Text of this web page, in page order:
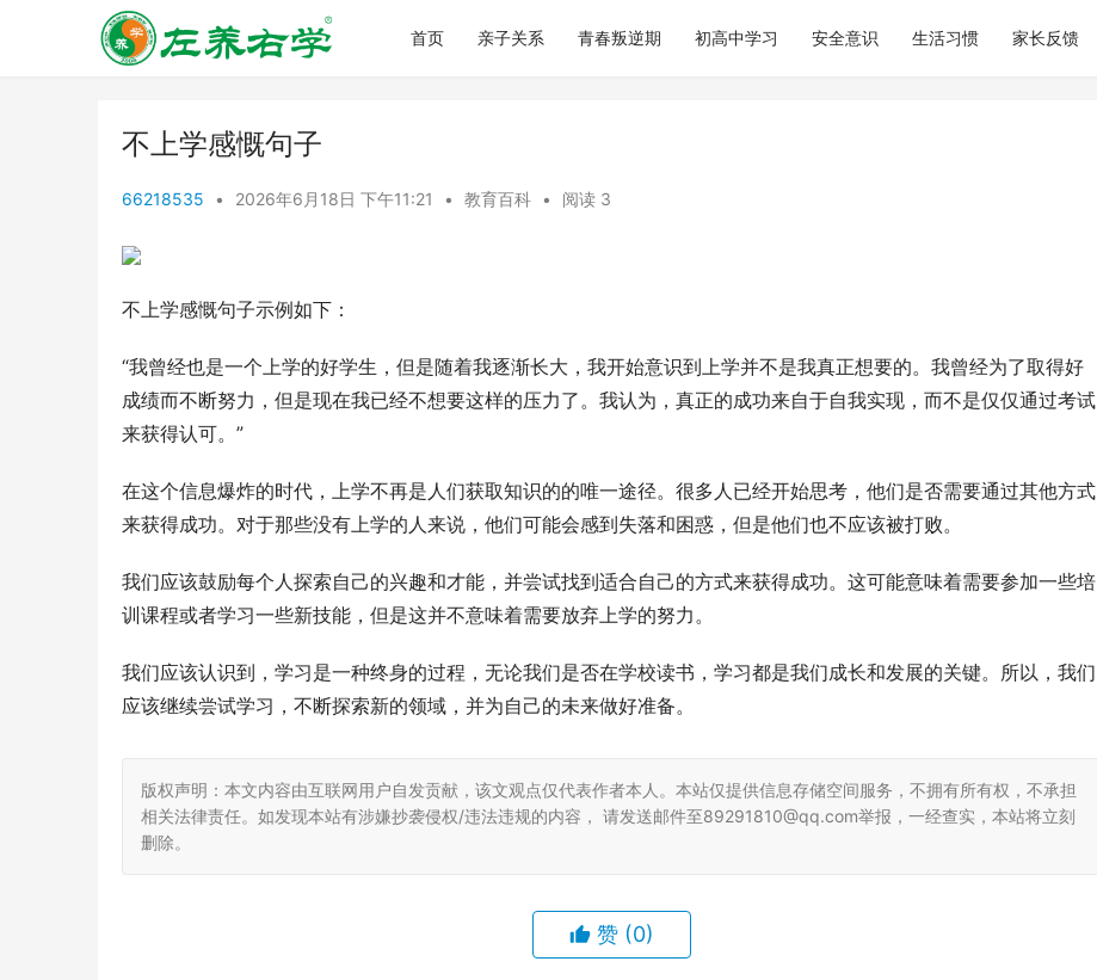
首页 亲子关系 青春叛逆期 初高中学习 安全意识 生活习惯 家长反馈
不上学感慨句子
66218535 • 2026年6月18日 下午11:21 • 教育百科 • 阅读 3
不上学感慨句子示例如下：
“我曾经也是一个上学的好学生，但是随着我逐渐长大，我开始意识到上学并不是我真正想要的。我曾经为了取得好
成绩而不断努力，但是现在我已经不想要这样的压力了。我认为，真正的成功来自于自我实现，而不是仅仅通过考试
来获得认可。”
在这个信息爆炸的时代，上学不再是人们获取知识的的唯一途径。很多人已经开始思考，他们是否需要通过其他方式
来获得成功。对于那些没有上学的人来说，他们可能会感到失落和困惑，但是他们也不应该被打败。
我们应该鼓励每个人探索自己的兴趣和才能，并尝试找到适合自己的方式来获得成功。这可能意味着需要参加一些培
训课程或者学习一些新技能，但是这并不意味着需要放弃上学的努力。
我们应该认识到，学习是一种终身的过程，无论我们是否在学校读书，学习都是我们成长和发展的关键。所以，我们
应该继续尝试学习，不断探索新的领域，并为自己的未来做好准备。
版权声明：本文内容由互联网用户自发贡献，该文观点仅代表作者本人。本站仅提供信息存储空间服务，不拥有所有权，不承担
相关法律责任。如发现本站有涉嫌抄袭侵权/违法违规的内容， 请发送邮件至89291810@qq.com举报，一经查实，本站将立刻
删除。
赞 (0)